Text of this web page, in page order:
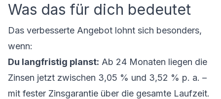
Was das für dich bedeutet
Das verbesserte Angebot lohnt sich besonders,
wenn:
Du langfristig planst: Ab 24 Monaten liegen die
Zinsen jetzt zwischen 3,05 % und 3,52 % p. a. –
mit fester Zinsgarantie über die gesamte Laufzeit.